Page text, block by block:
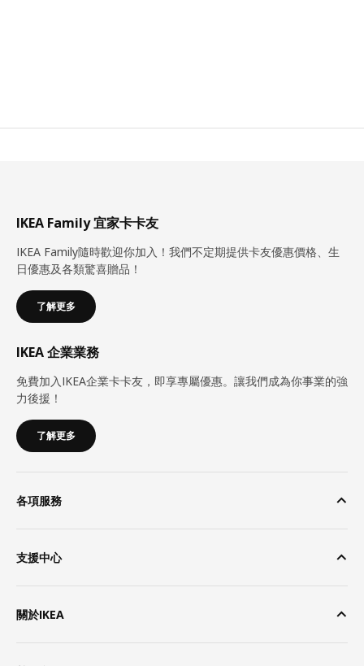
IKEA Family 宜家卡卡友
IKEA Family隨時歡迎你加入！我們不定期提供卡友優惠價格、生
日優惠及各類驚喜贈品！
了解更多
IKEA 企業業務
免費加入IKEA企業卡卡友，即享專屬優惠。讓我們成為你事業的強
力後援！
了解更多
各項服務
支援中心
關於IKEA